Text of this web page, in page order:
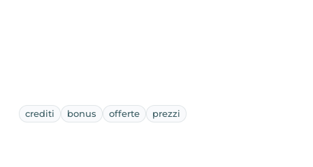
crediti bonus offerte prezzi